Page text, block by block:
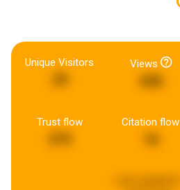
Unique Visitors Views
438
Trust flow Citation flow